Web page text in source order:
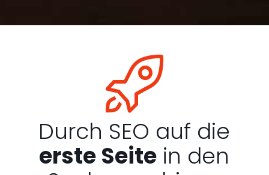
Durch SEO auf die
erste Seite in den